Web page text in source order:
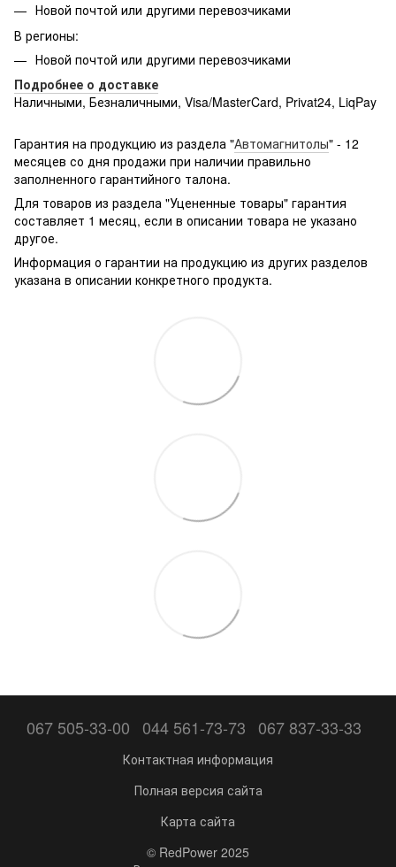
Новой почтой или другими перевозчиками
В регионы:
Новой почтой или другими перевозчиками
Подробнее о доставке
Наличными, Безналичными, Visa/MasterCard, Privat24, LiqPay
g361hhadsek/p3316040/#
Гарантия на продукцию из раздела "Автомагнитолы" - 12
месяцев со дня продажи при наличии правильно
заполненного гарантийного талона.
Для товаров из раздела "Уцененные товары" гарантия
составляет 1 месяц, если в описании товара не указано
другое.
Информация о гарантии на продукцию из других разделов
указана в описании конкретного продукта.
067 505-33-00 044 561-73-73 067 837-33-33
Контактная информация
Полная версия сайта
Карта сайта
© RedPower 2025